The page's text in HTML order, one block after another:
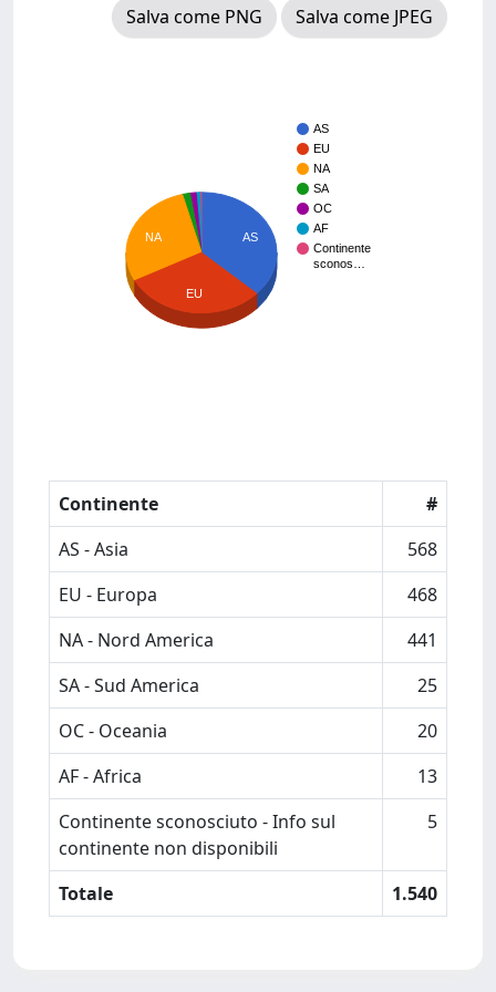
Salva come PNG Salva come JPEG
AS
EU
NA
SA
OC
AF
Continente
sconos…
AS
NA
EU
Continente
#
AS - Asia
568
EU - Europa
468
NA - Nord America
441
SA - Sud America
25
OC - Oceania
20
AF - Africa
13
Continente sconosciuto - Info sul
continente non disponibili
5
Totale 1.540